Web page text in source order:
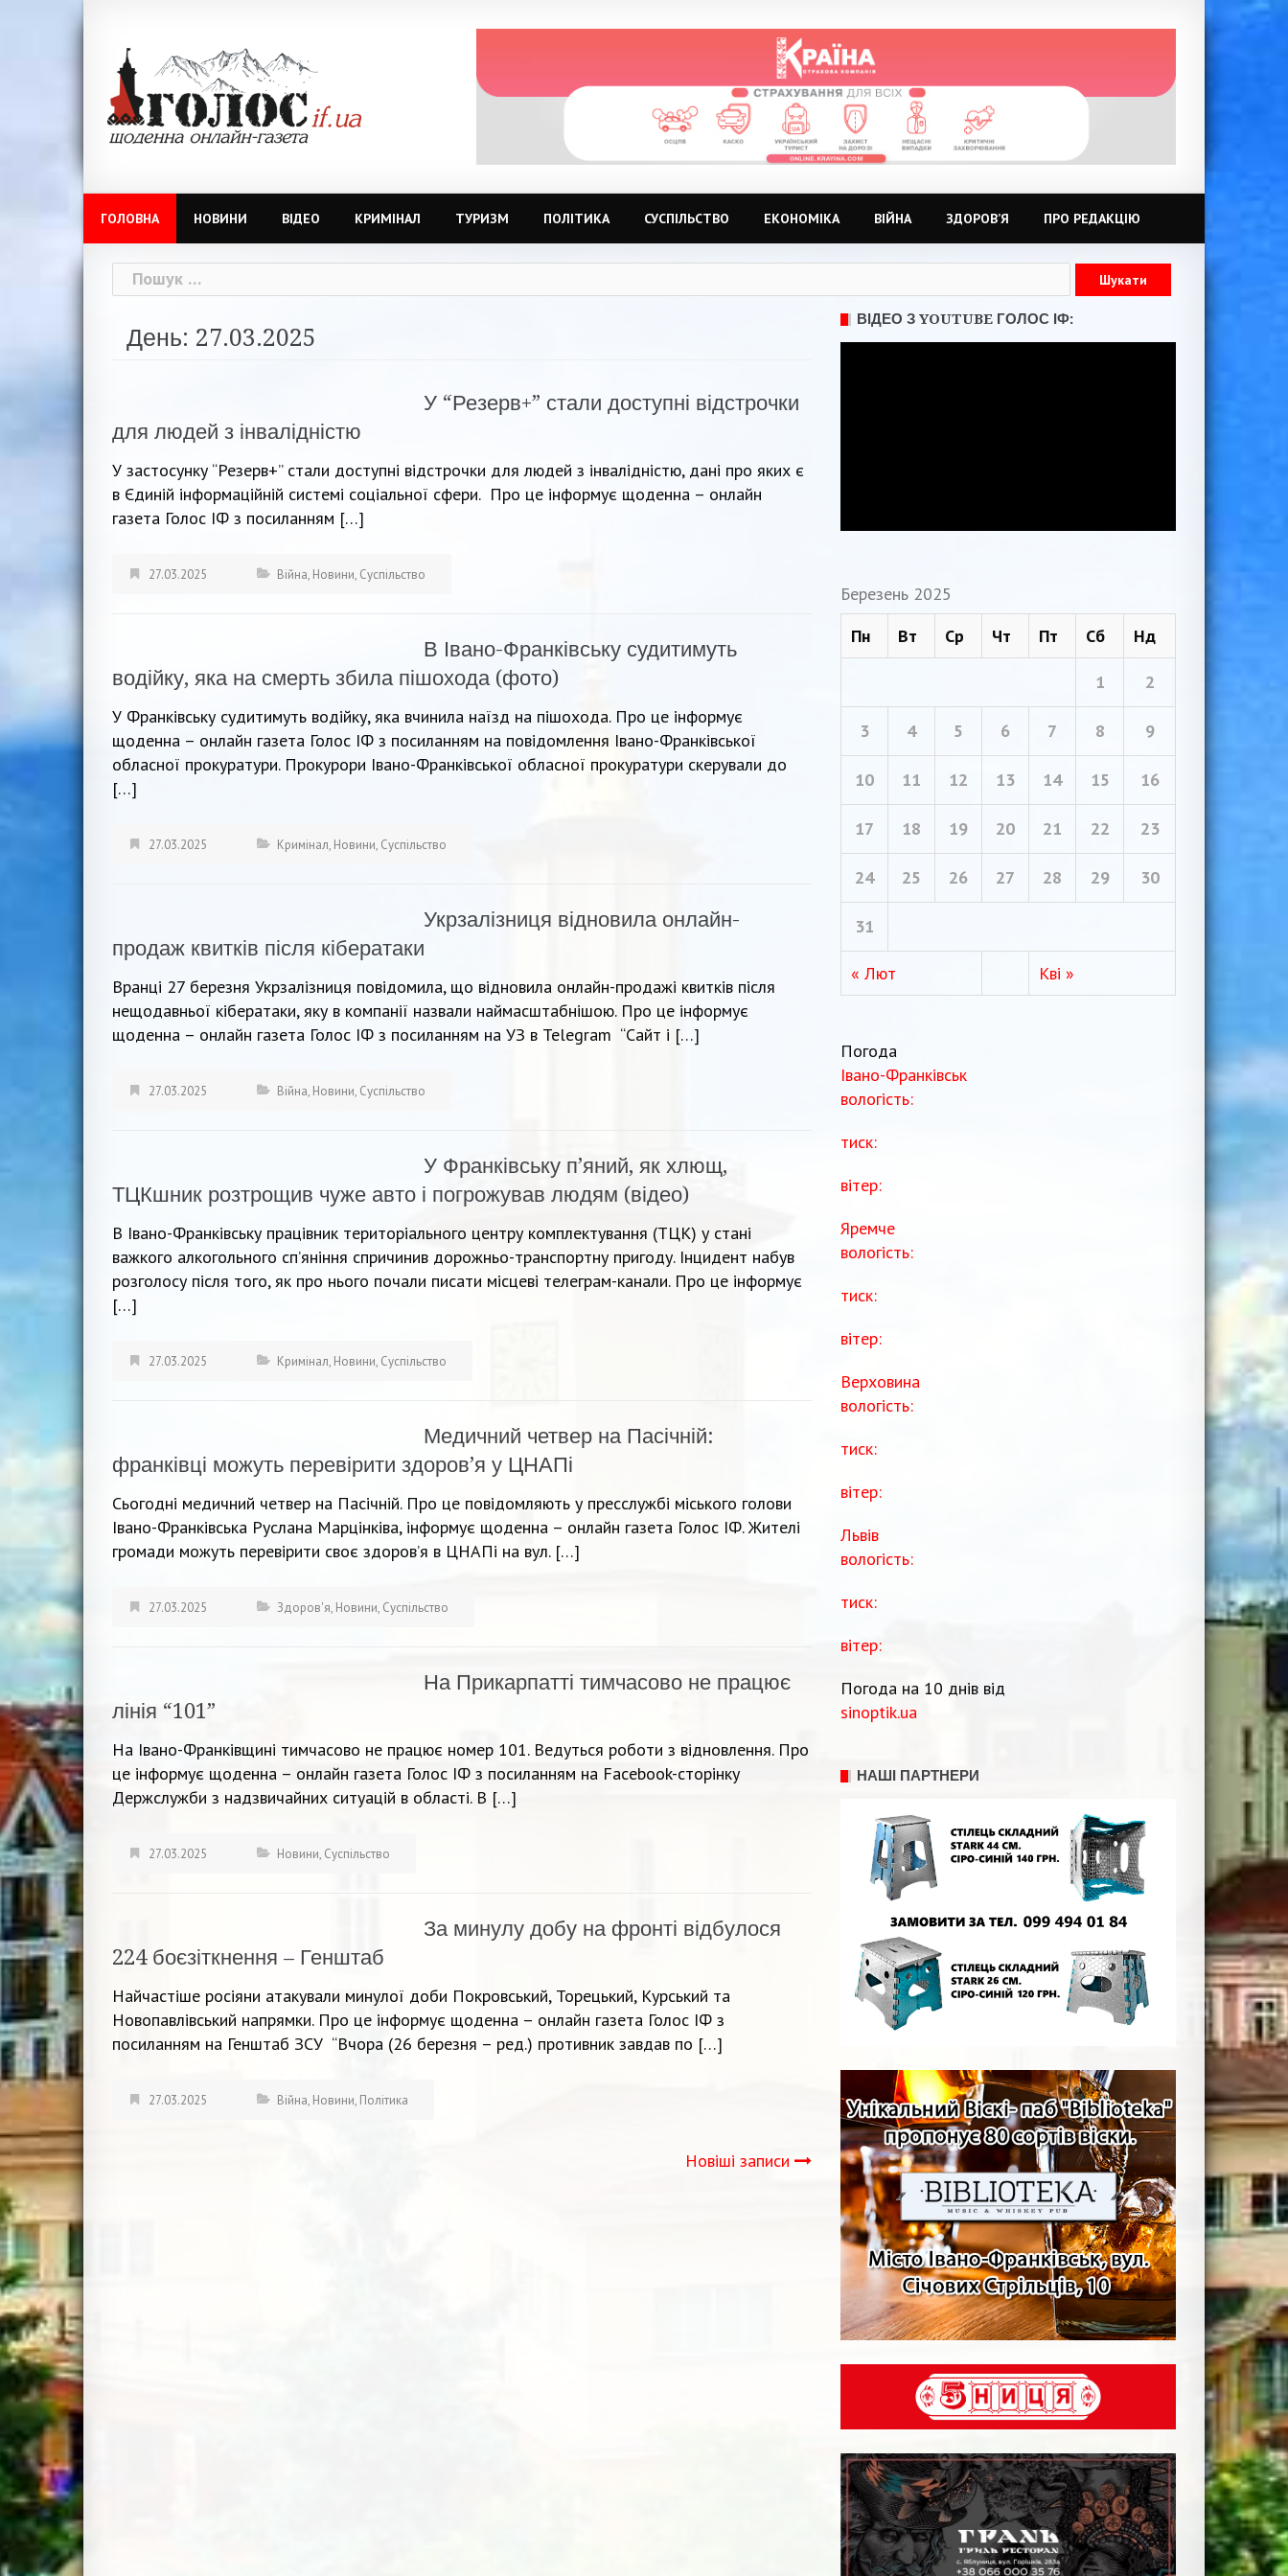
ГОЛОВНА НОВИНИ ВІДЕО КРИМІНАЛ ТУРИЗМ ПОЛІТИКА СУСПІЛЬСТВО ЕКОНОМІКА ВІЙНА ЗДОРОВ’Я ПРО РЕДАКЦІЮ
Пошук:
День: 27.03.2025
У “Резерв+” стали доступні відстрочки
для людей з інвалідністю
У застосунку “Резерв+” стали доступні відстрочки для людей з інвалідністю, дані про яких є
в Єдиній інформаційній системі соціальної сфери. Про це інформує щоденна – онлайн
газета Голос ІФ з посиланням […]
27.03.2025 Війна, Новини, Суспільство
В Івано-Франківську судитимуть
водійку, яка на смерть збила пішохода (фото)
У Франківську судитимуть водійку, яка вчинила наїзд на пішохода. Про це інформує
щоденна – онлайн газета Голос ІФ з посиланням на повідомлення Івано-Франківської
обласної прокуратури. Прокурори Івано-Франківської обласної прокуратури скерували до
[…]
27.03.2025 Кримінал, Новини, Суспільство
Укрзалізниця відновила онлайн-
продаж квитків після кібератаки
Вранці 27 березня Укрзалізниця повідомила, що відновила онлайн-продажі квитків після
нещодавньої кібератаки, яку в компанії назвали наймасштабнішою. Про це інформує
щоденна – онлайн газета Голос ІФ з посиланням на УЗ в Telegram “Сайт і […]
27.03.2025 Війна, Новини, Суспільство
У Франківську п’яний, як хлющ,
ТЦКшник розтрощив чуже авто і погрожував людям (відео)
В Івано-Франківську працівник територіального центру комплектування (ТЦК) у стані
важкого алкогольного сп’яніння спричинив дорожньо-транспортну пригоду. Інцидент набув
розголосу після того, як про нього почали писати місцеві телеграм-канали. Про це інформує
[…]
27.03.2025 Кримінал, Новини, Суспільство
Медичний четвер на Пасічній:
франківці можуть перевірити здоров’я у ЦНАПі
Сьогодні медичний четвер на Пасічній. Про це повідомляють у пресслужбі міського голови
Івано-Франківська Руслана Марцінківа, інформує щоденна – онлайн газета Голос ІФ. Жителі
громади можуть перевірити своє здоровʼя в ЦНАПі на вул. […]
27.03.2025 Здоров'я, Новини, Суспільство
На Прикарпатті тимчасово не працює
лінія “101”
На Івано-Франківщині тимчасово не працює номер 101. Ведуться роботи з відновлення. Про
це інформує щоденна – онлайн газета Голос ІФ з посиланням на Facebook-сторінку
Держслужби з надзвичайних ситуацій в області. В […]
27.03.2025 Новини, Суспільство
За минулу добу на фронті відбулося
224 боєзіткнення – Генштаб
Найчастіше росіяни атакували минулої доби Покровський, Торецький, Курський та
Новопавлівський напрямки. Про це інформує щоденна – онлайн газета Голос ІФ з
посиланням на Генштаб ЗСУ “Вчора (26 березня – ред.) противник завдав по […]
27.03.2025 Війна, Новини, Політика
Новіші записи
ВІДЕО З YOUTUBE ГОЛОС ІФ:
Березень 2025
Пн
Вт Ср Чт Пт Сб Нд
« Лют Кві »
1 2
3 4 5 6 7 8 9
10 11 12 13 14 15 16
17 18 19 20 21 22 23
24 25 26 27 28 29 30
31
Погода
Івано-Франківськ
вологість:
тиск:
вітер:
Яремче
вологість:
тиск:
вітер:
Верховина
вологість:
тиск:
вітер:
Львів
вологість:
тиск:
вітер:
Погода на 10 днів від
sinoptik.ua
НАШІ ПАРТНЕРИ